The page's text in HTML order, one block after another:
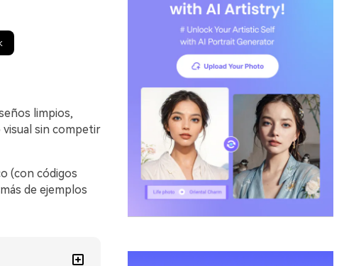
limpios,
sin competir
(con códigos
de ejemplos